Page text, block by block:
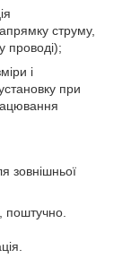
струму,
проводі);
і
при
зовнішньої
поштучно.